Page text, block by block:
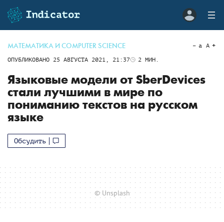
МАТЕМАТИКА И COMPUTER SCIENCE
ОПУБЛИКОВАНО 25 АВГУСТА 2021, 21:37 2 МИН.
a A
Языковые модели от SberDevices
стали лучшими в мире по
пониманию текстов на русском
языке
Обсудить
© Unsplash